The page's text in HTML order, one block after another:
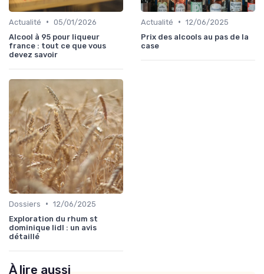
Actualité • 05/01/2026
Alcool à 95 pour liqueur
france : tout ce que vous
devez savoir
Actualité • 12/06/2025
Prix des alcools au pas de la
case
Dossiers • 12/06/2025
Exploration du rhum st
dominique lidl : un avis
détaillé
À lire aussi